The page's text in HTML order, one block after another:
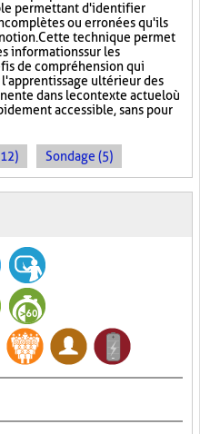
permettant d'identifier
ou erronées qu'ils
Cette technique permet
informations sur les
de compréhension qui
ultérieur des
dans le contexte actuel où
accessible, sans pour
Sondage (5)